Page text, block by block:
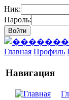
Ник:
Пароль:
Главная Профиль
Навигация